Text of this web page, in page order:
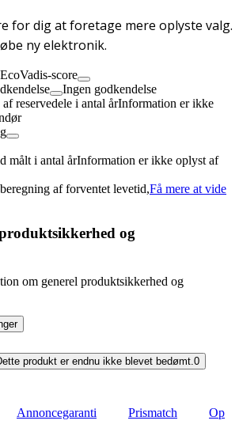
for dig at foretage mere oplyste valg.
ny elektronik.
score
Ingen godkendelse
reservedele i antal årInformation er ikke
målt i antal årInformation er ikke oplyst af
af forventet levetid,Få mere at vide
og
om generel produktsikkerhed og
produkt er endnu ikke blevet bedømt. 0
Annoncegaranti Prismatch
Op